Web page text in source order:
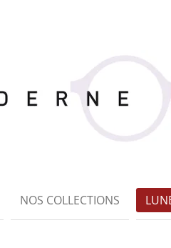
NOS COLLECTIONS